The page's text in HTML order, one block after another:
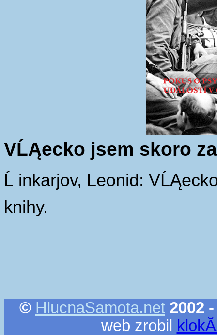
VĹĄecko jsem skoro
Ĺ inkarjov, Leonid:
knihy.
© HlucnaSamota.net 2002
web zrobil